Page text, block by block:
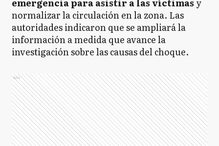
emergencia para asistir a las víctimas y
normalizar la circulación en la zona. Las
autoridades indicaron que se ampliará la
información a medida que avance la
investigación sobre las causas del choque.
Ads